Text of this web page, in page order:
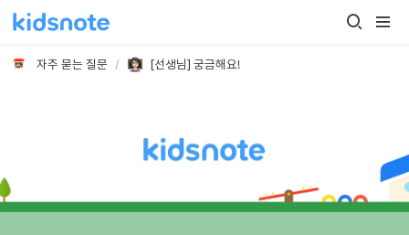
자주 묻는 질문 / [선생님] 궁금해요!